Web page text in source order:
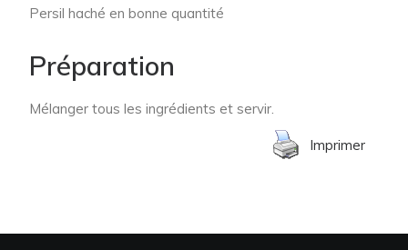
Persil haché en bonne quantité
Préparation
Mélanger tous les ingrédients et servir.
Imprimer